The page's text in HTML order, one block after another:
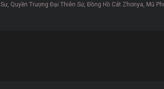
Quyền Trượng Đại Thiên Sứ, Đồng Hồ Cát Zhonya, Mũ